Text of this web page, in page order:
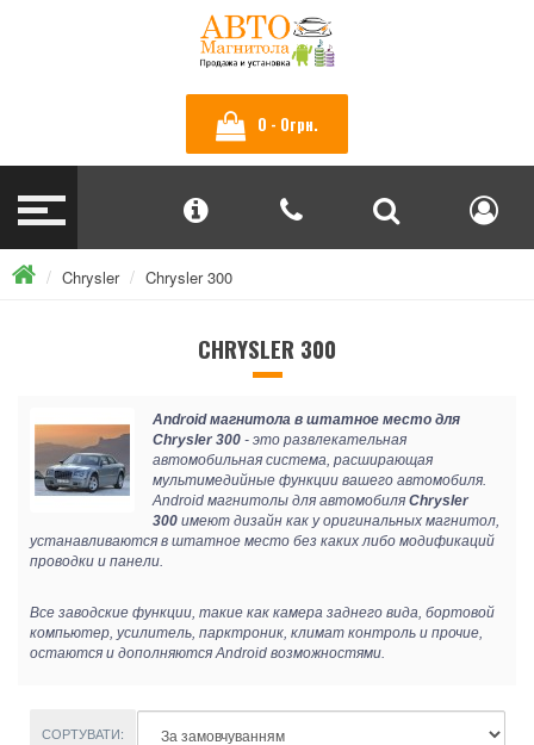
0 - 0грн.
Chrysler Chrysler 300
CHRYSLER 300
Android магнитола в штатное место для
Chrysler 300 - это развлекательная
автомобильная система, расширающая
мультимедийные функции вашего автомобиля.
Android магнитолы для автомобиля Chrysler
300 имеют дизайн как у оригинальных магнитол,
устанавливаются в штатное место без каких либо модификаций
проводки и панели.
Все заводские функции, такие как камера заднего вида, бортовой
компьютер, усилитель, парктроник, климат контроль и прочие,
остаются и дополняются Android возможностями.
СОРТУВАТИ: